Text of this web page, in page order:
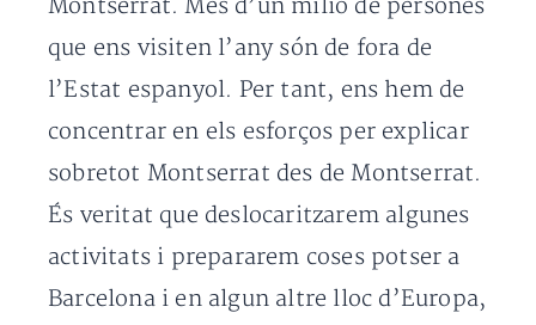
Montserrat. Més d’un milió de persones
que ens visiten l’any són de fora de
l’Estat espanyol. Per tant, ens hem de
concentrar en els esforços per explicar
sobretot Montserrat des de Montserrat.
És veritat que deslocaritzarem algunes
activitats i prepararem coses potser a
Barcelona i en algun altre lloc d’Europa,